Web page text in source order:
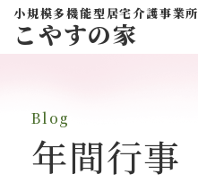
小規模多機能型居宅介護事業所
こやすの家
Blog
年間行事